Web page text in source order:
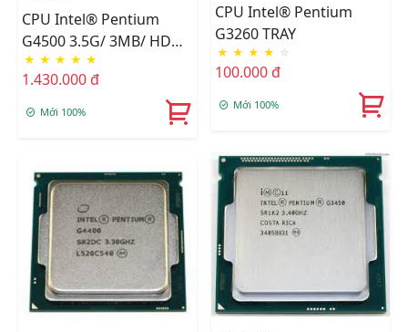
CPU Intel® Pentium
G4500 3.5G/ 3MB/ HD
Graphics 530/ Socket
1151 (Skylake) TRAY
★ ★ ★ ★ ★
1.430.000 đ
Mới 100%
CPU Intel® Pentium
G3260 TRAY
★ ★ ★ ★ ☆
100.000 đ
Mới 100%